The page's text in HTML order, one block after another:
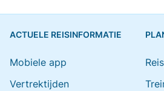
ACTUELE REISINFORMATIE
Mobiele app
Vertrektijden